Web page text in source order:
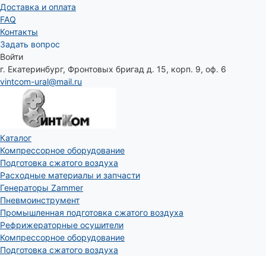
Доставка и оплата
FAQ
Контакты
Задать вопрос
Войти
г. Екатеринбург, Фронтовых бригад д. 15, корп. 9, оф. 6
vintcom-ural@mail.ru
Каталог
Компрессорное оборудование
Подготовка сжатого воздуха
Расходные материалы и запчасти
Генераторы Zammer
Пневмоинструмент
Промышленная подготовка сжатого воздуха
Рефрижераторные осушители
Компрессорное оборудование
Подготовка сжатого воздуха